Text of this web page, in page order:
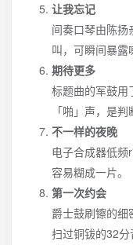
让我忘记
间奏口琴由陈
叫，可瞬间暴露
期待更多
标题曲的军鼓用
「啪」声，是
不一样的夜晚
电子合成器低
容易糊成一片。
第一次约会
爵士鼓刷镲的细
扫过铜钹的32分